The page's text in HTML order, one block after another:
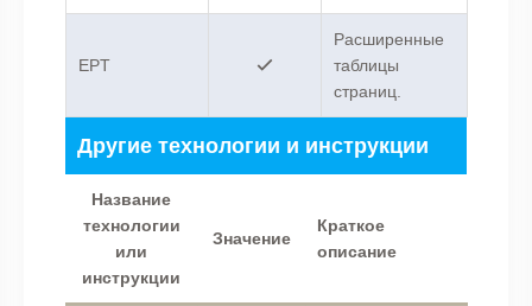
EPT
Расширенные
таблицы
страниц.
Другие технологии и инструкции
Название
технологии
или
инструкции
Значение
Краткое
описание